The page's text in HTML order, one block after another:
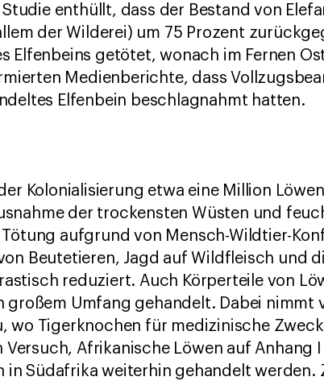
enthüllt, dass der Bestand von
der Wilderei) um 75 Prozent
Elfenbeins getötet, wonach im Fernen
Medienberichte, dass
Elfenbein beschlagnahmt hatten.
Kolonialisierung etwa eine Million
der trockensten Wüsten und
aufgrund von Mensch-Wildtier-
Beutetieren, Jagd auf Wildfleisch und
reduziert. Auch Körperteile von
großem Umfang gehandelt. Dabei nimmt
wo Tigerknochen für medizinische
Versuch, Afrikanische Löwen auf Anhang I
in Südafrika weiterhin gehandelt werden.